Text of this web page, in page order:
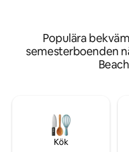
Populära
semesterboenden
Beach
Kök